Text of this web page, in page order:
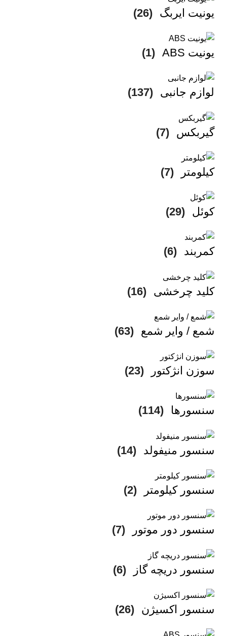
یونیت ایربگ (26)
یونیت ABS (1)
لوازم جانبی (137)
گیربکس (7)
کیلومتر (7)
کوئل (29)
کمربند (6)
کلید چرخشی (16)
شمع / وایر شمع (63)
سوزن انژکتور (23)
سنسورها (114)
سنسور منیفولد (14)
سنسور کیلومتر (2)
سنسور دور موتور (7)
سنسور دریچه گاز (6)
سنسور اکسیژن (26)